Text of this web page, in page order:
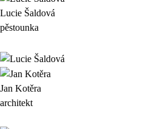
Lucie Šaldová
pěstounka
Jan Kotěra
architekt